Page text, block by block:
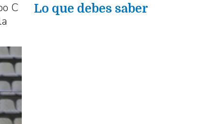
C
Lo que debes saber